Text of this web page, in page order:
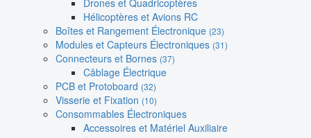
Hélicoptères et Avions RC
Boîtes et Rangement Électronique (23)
Modules et Capteurs Électroniques (31)
Connecteurs et Bornes (37)
Câblage Électrique
PCB et Protoboard (32)
Visserie et Fixation (10)
Consommables Électroniques
Accessoires et Matériel Auxiliaire